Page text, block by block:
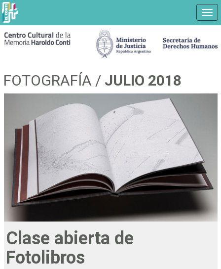
FOTOGRAFÍA / JULIO 2018
Clase abierta de
Fotolibros